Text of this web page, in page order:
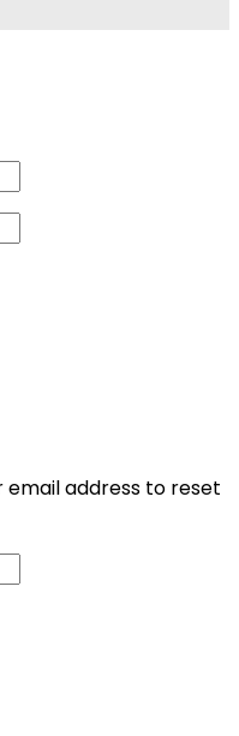
email address to reset